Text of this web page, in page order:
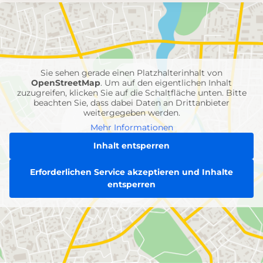
mit
Feuerwehr-
Einheiten
Sie sehen gerade einen Platzhalterinhalt von
OpenStreetMap. Um auf den eigentlichen Inhalt
zuzugreifen, klicken Sie auf die Schaltfläche unten. Bitte
beachten Sie, dass dabei Daten an Drittanbieter
weitergegeben werden.
Mehr Informationen
Inhalt entsperren
Erforderlichen Service akzeptieren und Inhalte
entsperren